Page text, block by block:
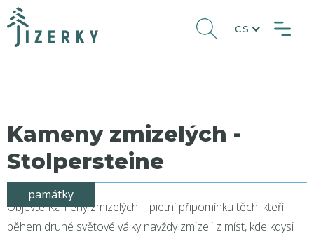
CS
Kameny zmizelých -
Stolpersteine
památky
Objevte Kameny zmizelých – pietní připomínku těch, kteří
během druhé světové války navždy zmizeli z míst, kde kdysi